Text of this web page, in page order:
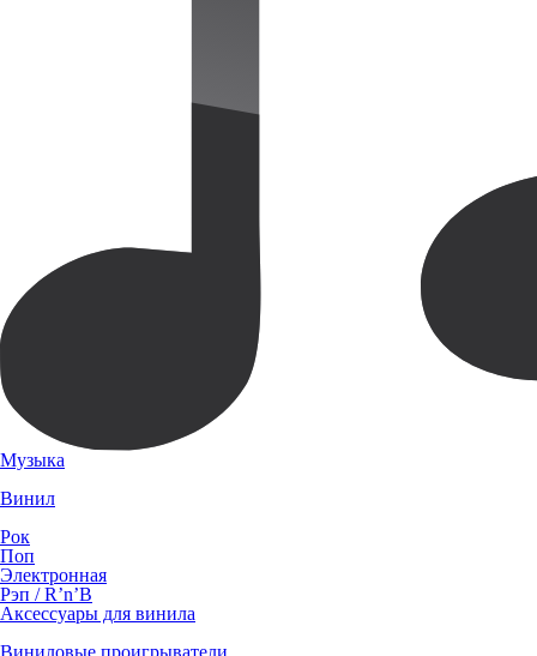
Музыка
Винил
Рок
Поп
Электронная
Рэп / R’n’B
Аксессуары для винила
Виниловые проигрыватели